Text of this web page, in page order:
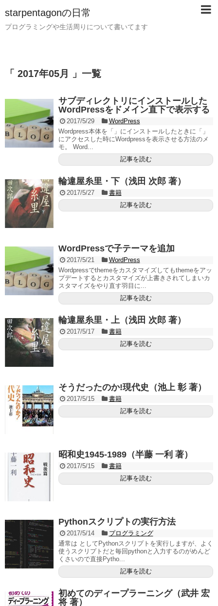
starpentagonの日常
プログラミングや生活周りについて書いてます
「 2017年05月 」一覧
サブディレクトリにインストールした
WordPressをドメイン直下で表示する
2017/5/29
WordPress
Wordpress本体を「」にインストールしたときに「」
にアクセスした時にWordpressを表示させる方法のメ
モ。 Word...
記事を読む
輪違屋糸里・下（浅田 次郎 著）
2017/5/27
書籍
記事を読む
WordPressで子テーマを追加
2017/5/21
WordPress
Wordpressでthemeをカスタマイズしてもthemeをアッ
プデートするとカスタマイズが上書きされてしまいカ
スタマイズをやり直す羽目に...
記事を読む
輪違屋糸里・上（浅田 次郎 著）
2017/5/17
書籍
記事を読む
そうだったのか!現代史（池上 彰 著）
2017/5/15
書籍
記事を読む
昭和史1945-1989（半藤 一利 著）
2017/5/15
書籍
記事を読む
Pythonスクリプトの実行方法
2017/5/14
プログラミング
通常は としてPythonスクリプトを実行しますが、よく
使うスクリプトだと毎回pythonと入力するのがめんど
くさいので直接Pytho...
記事を読む
初めてのディープラーニング（武井 宏
将 著）